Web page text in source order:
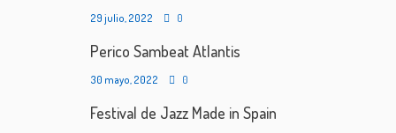
29 julio, 2022 0
Perico Sambeat Atlantis
30 mayo, 2022 0
Festival de Jazz Made in Spain